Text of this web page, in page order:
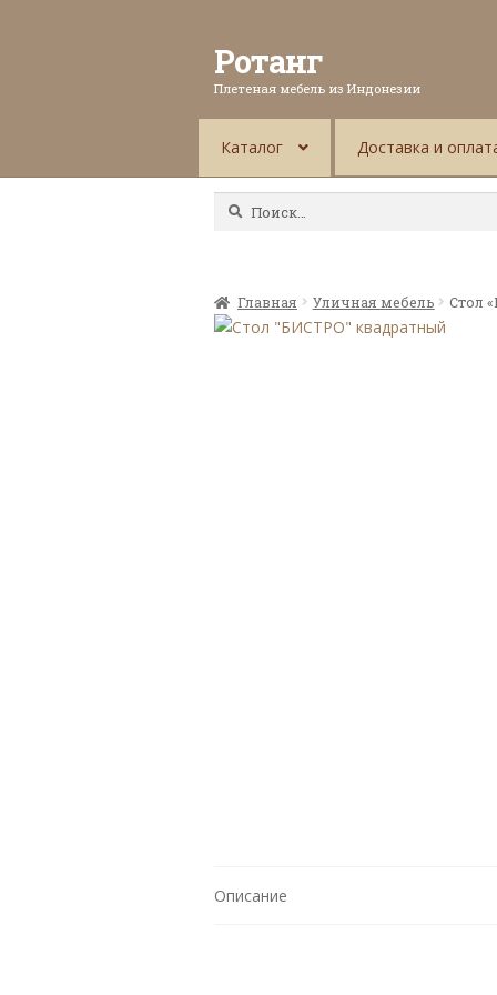
Ротанг
Плетеная мебель из Индонезии
Каталог Доставка и
Найти:
Главная Уличная мебель Стол
Описание